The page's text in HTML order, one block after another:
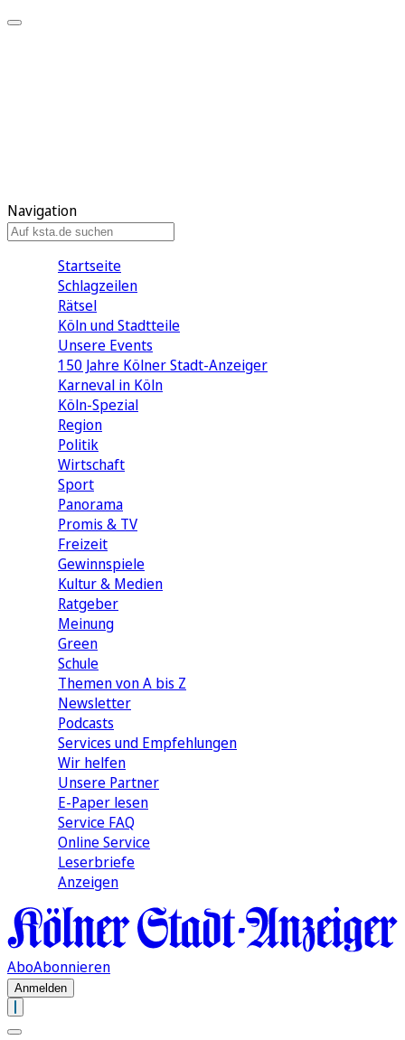
Navigation
Startseite
Schlagzeilen
Rätsel
Köln und Stadtteile
Unsere Events
150 Jahre Kölner Stadt-Anzeiger
Karneval in Köln
Köln-Spezial
Region
Politik
Wirtschaft
Sport
Panorama
Promis & TV
Freizeit
Gewinnspiele
Kultur & Medien
Ratgeber
Meinung
Green
Schule
Themen von A bis Z
Newsletter
Podcasts
Services und Empfehlungen
Wir helfen
Unsere Partner
E-Paper lesen
Service FAQ
Online Service
Leserbriefe
Anzeigen
AboAbonnieren
Anmelden